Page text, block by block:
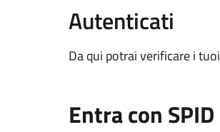
Autenticati
Da qui potrai verificare i
Entra con SPID